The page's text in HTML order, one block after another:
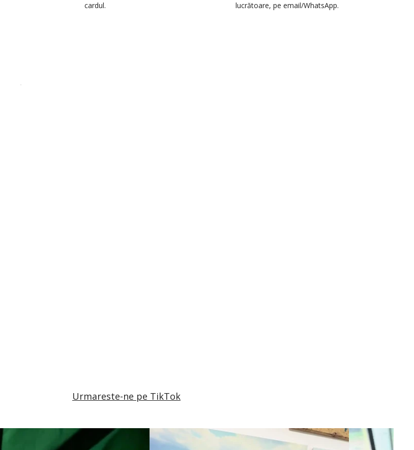
cardul.
lucrătoare, pe email/WhatsApp.
Urmareste-ne pe TikTok